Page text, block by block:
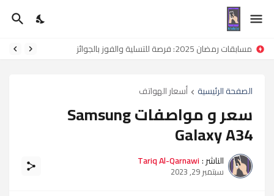
مسابقات رمضان 2025: فرصة للتسلية والفوز بالجوائز
الصفحة الرئيسية أسعار الهواتف
سعر و مواصفات Samsung
Galaxy A34
الناشر :Tariq Al-Qarnawi
سبتمبر 29, 2023